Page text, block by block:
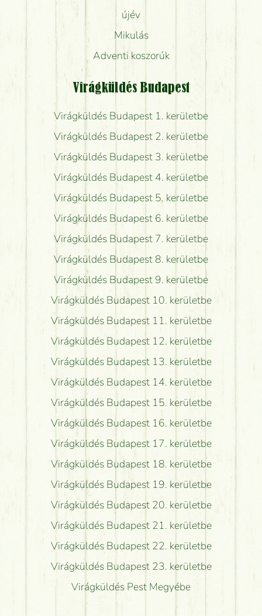
újév
Mikulás
Adventi koszorúk
Virágküldés Budapest
Virágküldés Budapest 1. kerületbe
Virágküldés Budapest 2. kerületbe
Virágküldés Budapest 3. kerületbe
Virágküldés Budapest 4. kerületbe
Virágküldés Budapest 5. kerületbe
Virágküldés Budapest 6. kerületbe
Virágküldés Budapest 7. kerületbe
Virágküldés Budapest 8. kerületbe
Virágküldés Budapest 9. kerületbe
Virágküldés Budapest 10. kerületbe
Virágküldés Budapest 11. kerületbe
Virágküldés Budapest 12. kerületbe
Virágküldés Budapest 13. kerületbe
Virágküldés Budapest 14. kerületbe
Virágküldés Budapest 15. kerületbe
Virágküldés Budapest 16. kerületbe
Virágküldés Budapest 17. kerületbe
Virágküldés Budapest 18. kerületbe
Virágküldés Budapest 19. kerületbe
Virágküldés Budapest 20. kerületbe
Virágküldés Budapest 21. kerületbe
Virágküldés Budapest 22. kerületbe
Virágküldés Budapest 23. kerületbe
Virágküldés Pest Megyébe